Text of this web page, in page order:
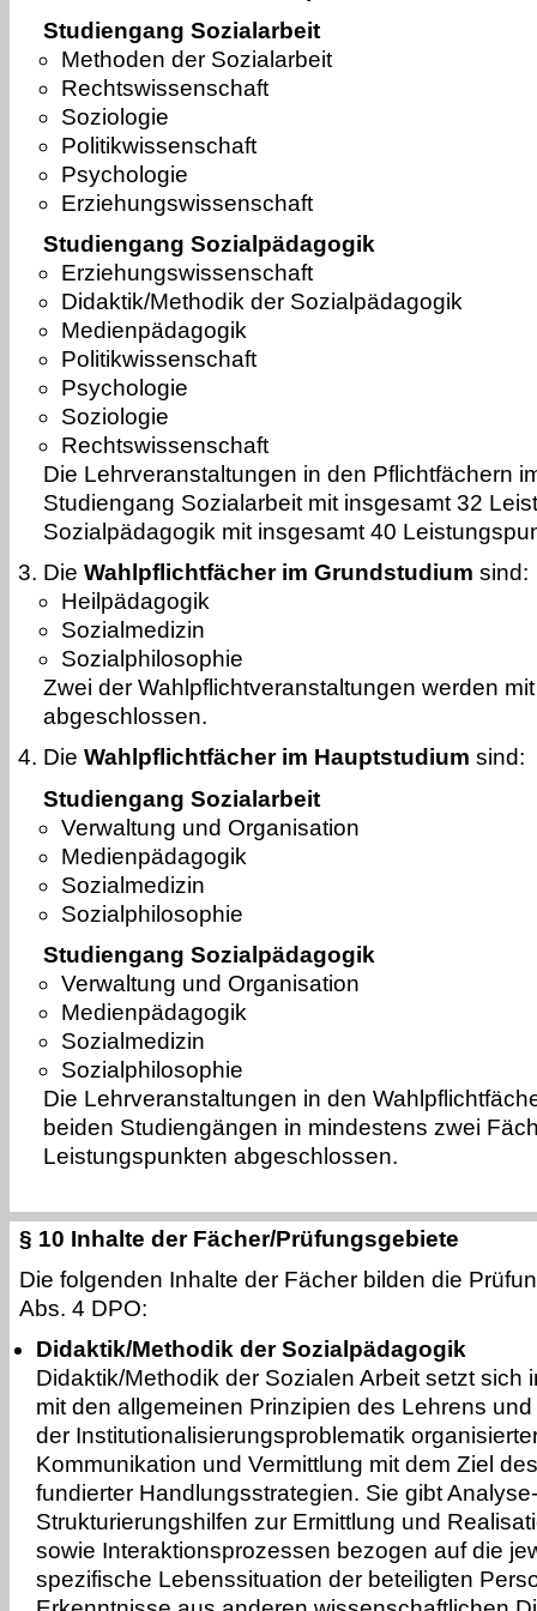
Studiengang Sozialarbeit
Methoden der Sozialarbeit
Rechtswissenschaft
Soziologie
Politikwissenschaft
Psychologie
Erziehungswissenschaft
Studiengang Sozialpädagogik
Erziehungswissenschaft
Didaktik/Methodik der Sozialpädagogik
Medienpädagogik
Politikwissenschaft
Psychologie
Soziologie
Rechtswissenschaft
Die Lehrveranstaltungen in den Pflichtfächern
Studiengang Sozialarbeit mit insgesamt 32
Sozialpädagogik mit insgesamt 40
DieWahlpflichtfächer im Grundstudium sind:
Heilpädagogik
Sozialmedizin
Sozialphilosophie
Zwei der Wahlpflichtveranstaltungen werden
abgeschlossen.
DieWahlpflichtfächer im Hauptstudium sind:
Studiengang Sozialarbeit
Verwaltung und Organisation
Medienpädagogik
Sozialmedizin
Sozialphilosophie
Studiengang Sozialpädagogik
Verwaltung und Organisation
Medienpädagogik
Sozialmedizin
Sozialphilosophie
Die Lehrveranstaltungen in den
beiden Studiengängen in mindestens zwei
Leistungspunkten abgeschlossen.
§ 10 Inhalte der Fächer/Prüfungsgebiete
Die folgenden Inhalte der Fächer bilden die
Abs. 4 DPO:
Didaktik/Methodik der Sozialpädagogik
Didaktik/Methodik der Sozialen Arbeit setzt
mit den allgemeinen Prinzipien des Lehrens
der Institutionalisierungsproblematik
Kommunikation und Vermittlung mit dem Ziel
fundierter Handlungsstrategien. Sie gibt
Strukturierungshilfen zur Ermittlung und
sowie Interaktionsprozessen bezogen auf die
spezifische Lebenssituation der beteiligten